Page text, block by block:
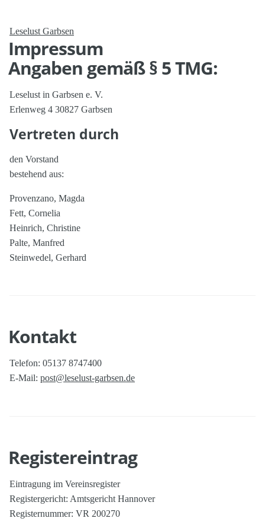
Leselust Garbsen
Impressum
Angaben gemäß § 5 TMG:
Leselust in Garbsen e. V.
Erlenweg 4 30827 Garbsen
Vertreten durch
den Vorstand
bestehend aus:
Provenzano, Magda
Fett, Cornelia
Heinrich, Christine
Palte, Manfred
Steinwedel, Gerhard
Kontakt
Telefon: 05137 8747400
E-Mail: post@leselust-garbsen.de
Registereintrag
Eintragung im Vereinsregister
Registergericht: Amtsgericht Hannover
Registernummer: VR 200270